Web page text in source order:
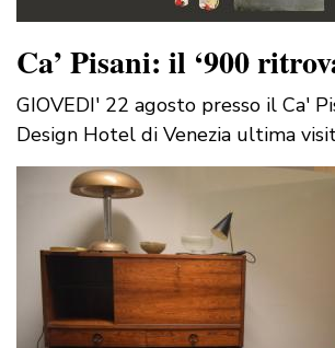
Ca’ Pisani: il ‘900
GIOVEDI' 22 agosto presso il Ca'
Design Hotel di Venezia ultima